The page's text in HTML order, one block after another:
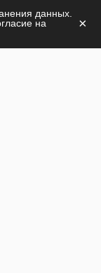
данных.
на
×